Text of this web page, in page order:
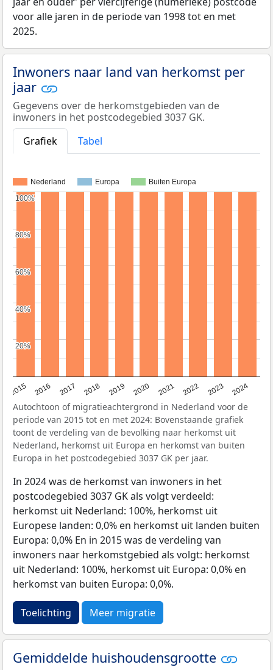
voor alle jaren in de periode van 1998 tot en met
2025.
Inwoners naar land van herkomst per
jaar
Gegevens over de herkomstgebieden van de
inwoners in het postcodegebied 3037 GK.
Grafiek
Tabel
Nederland Europa Buiten Europa
2015 2016 2017 2018 2019 2020 2021 2022 2023 2024
20%
20%
40%
40%
60%
60%
80%
80%
100%
100%
Autochtoon of migratieachtergrond in Nederland voor de
periode van 2015 tot en met 2024: Bovenstaande grafiek
toont de verdeling van de bevolking naar herkomst uit
Nederland, herkomst uit Europa en herkomst van buiten
Europa in het postcodegebied 3037 GK per jaar.
In 2024 was de herkomst van inwoners in het
postcodegebied 3037 GK als volgt verdeeld:
herkomst uit Nederland: 100%, herkomst uit
Europese landen: 0,0% en herkomst uit landen buiten
Europa: 0,0% En in 2015 was de verdeling van
inwoners naar herkomstgebied als volgt: herkomst
uit Nederland: 100%, herkomst uit Europa: 0,0% en
herkomst van buiten Europa: 0,0%.
Toelichting Meer migratie
Gemiddelde huishoudensgrootte